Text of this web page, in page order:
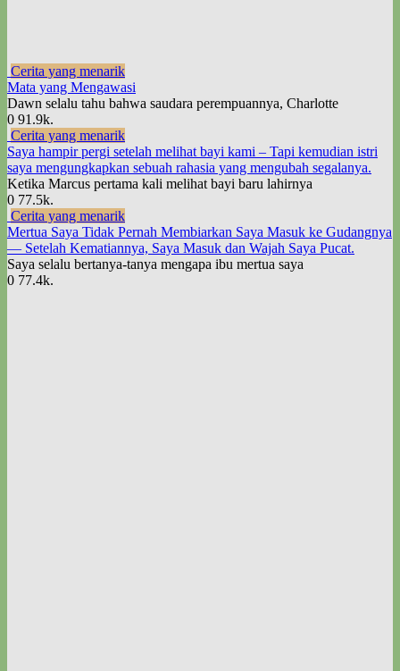
Cerita yang menarik
Mata yang Mengawasi
Dawn selalu tahu bahwa saudara perempuannya, Charlotte
0 91.9k.
Cerita yang menarik
Saya hampir pergi setelah melihat bayi kami – Tapi kemudian istri
saya mengungkapkan sebuah rahasia yang mengubah segalanya.
Ketika Marcus pertama kali melihat bayi baru lahirnya
0 77.5k.
Cerita yang menarik
Mertua Saya Tidak Pernah Membiarkan Saya Masuk ke Gudangnya
— Setelah Kematiannya, Saya Masuk dan Wajah Saya Pucat.
Saya selalu bertanya-tanya mengapa ibu mertua saya
0 77.4k.